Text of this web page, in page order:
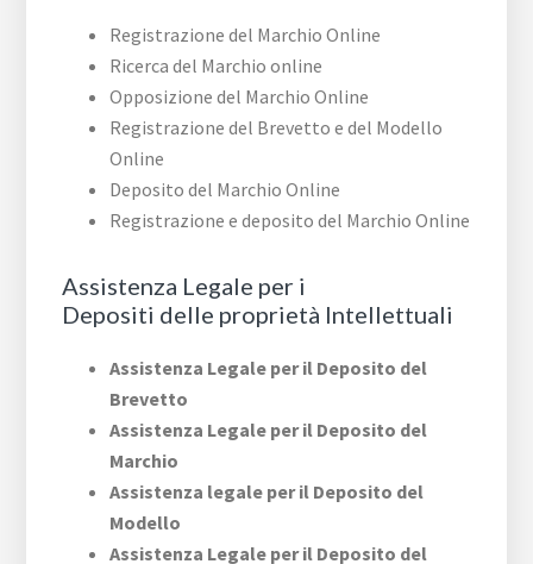
Registrazione del Marchio Online
Ricerca del Marchio online
Opposizione del Marchio Online
Registrazione del Brevetto e del Modello
Online
Deposito del Marchio Online
Registrazione e deposito del Marchio Online
Assistenza Legale per i
Depositi delle proprietà Intellettuali
Assistenza Legale per il Deposito del
Brevetto
Assistenza Legale per il Deposito del
Marchio
Assistenza legale per il Deposito del
Modello
Assistenza Legale per il Deposito del